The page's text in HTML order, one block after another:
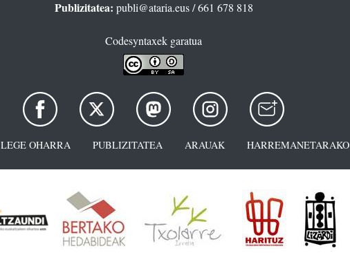
Publizitatea: publi@ataria.eus/ 661 678 818
Codesyntaxek garatua
LEGE OHARRA PUBLIZITATEA ARAUAK HARREMANETARAKO